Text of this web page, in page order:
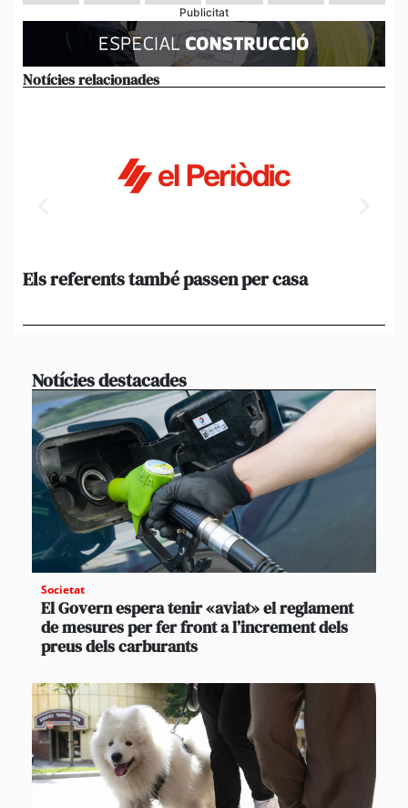
Publicitat
Notícies relacionades
Els referents també passen per casa
Notícies destacades
Societat
El Govern espera tenir «aviat» el reglament
de mesures per fer front a l’increment dels
preus dels carburants